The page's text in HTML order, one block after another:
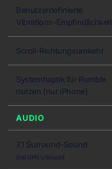
Benutzerdefinierte
Vibrations-Empfindlichkeit
Scroll-Richtungsumkehr
Systemhaptik für Rumble
nutzen (nur iPhone)
AUDIO
7.1 Surround-Sound
(mit GFN Ultimate)